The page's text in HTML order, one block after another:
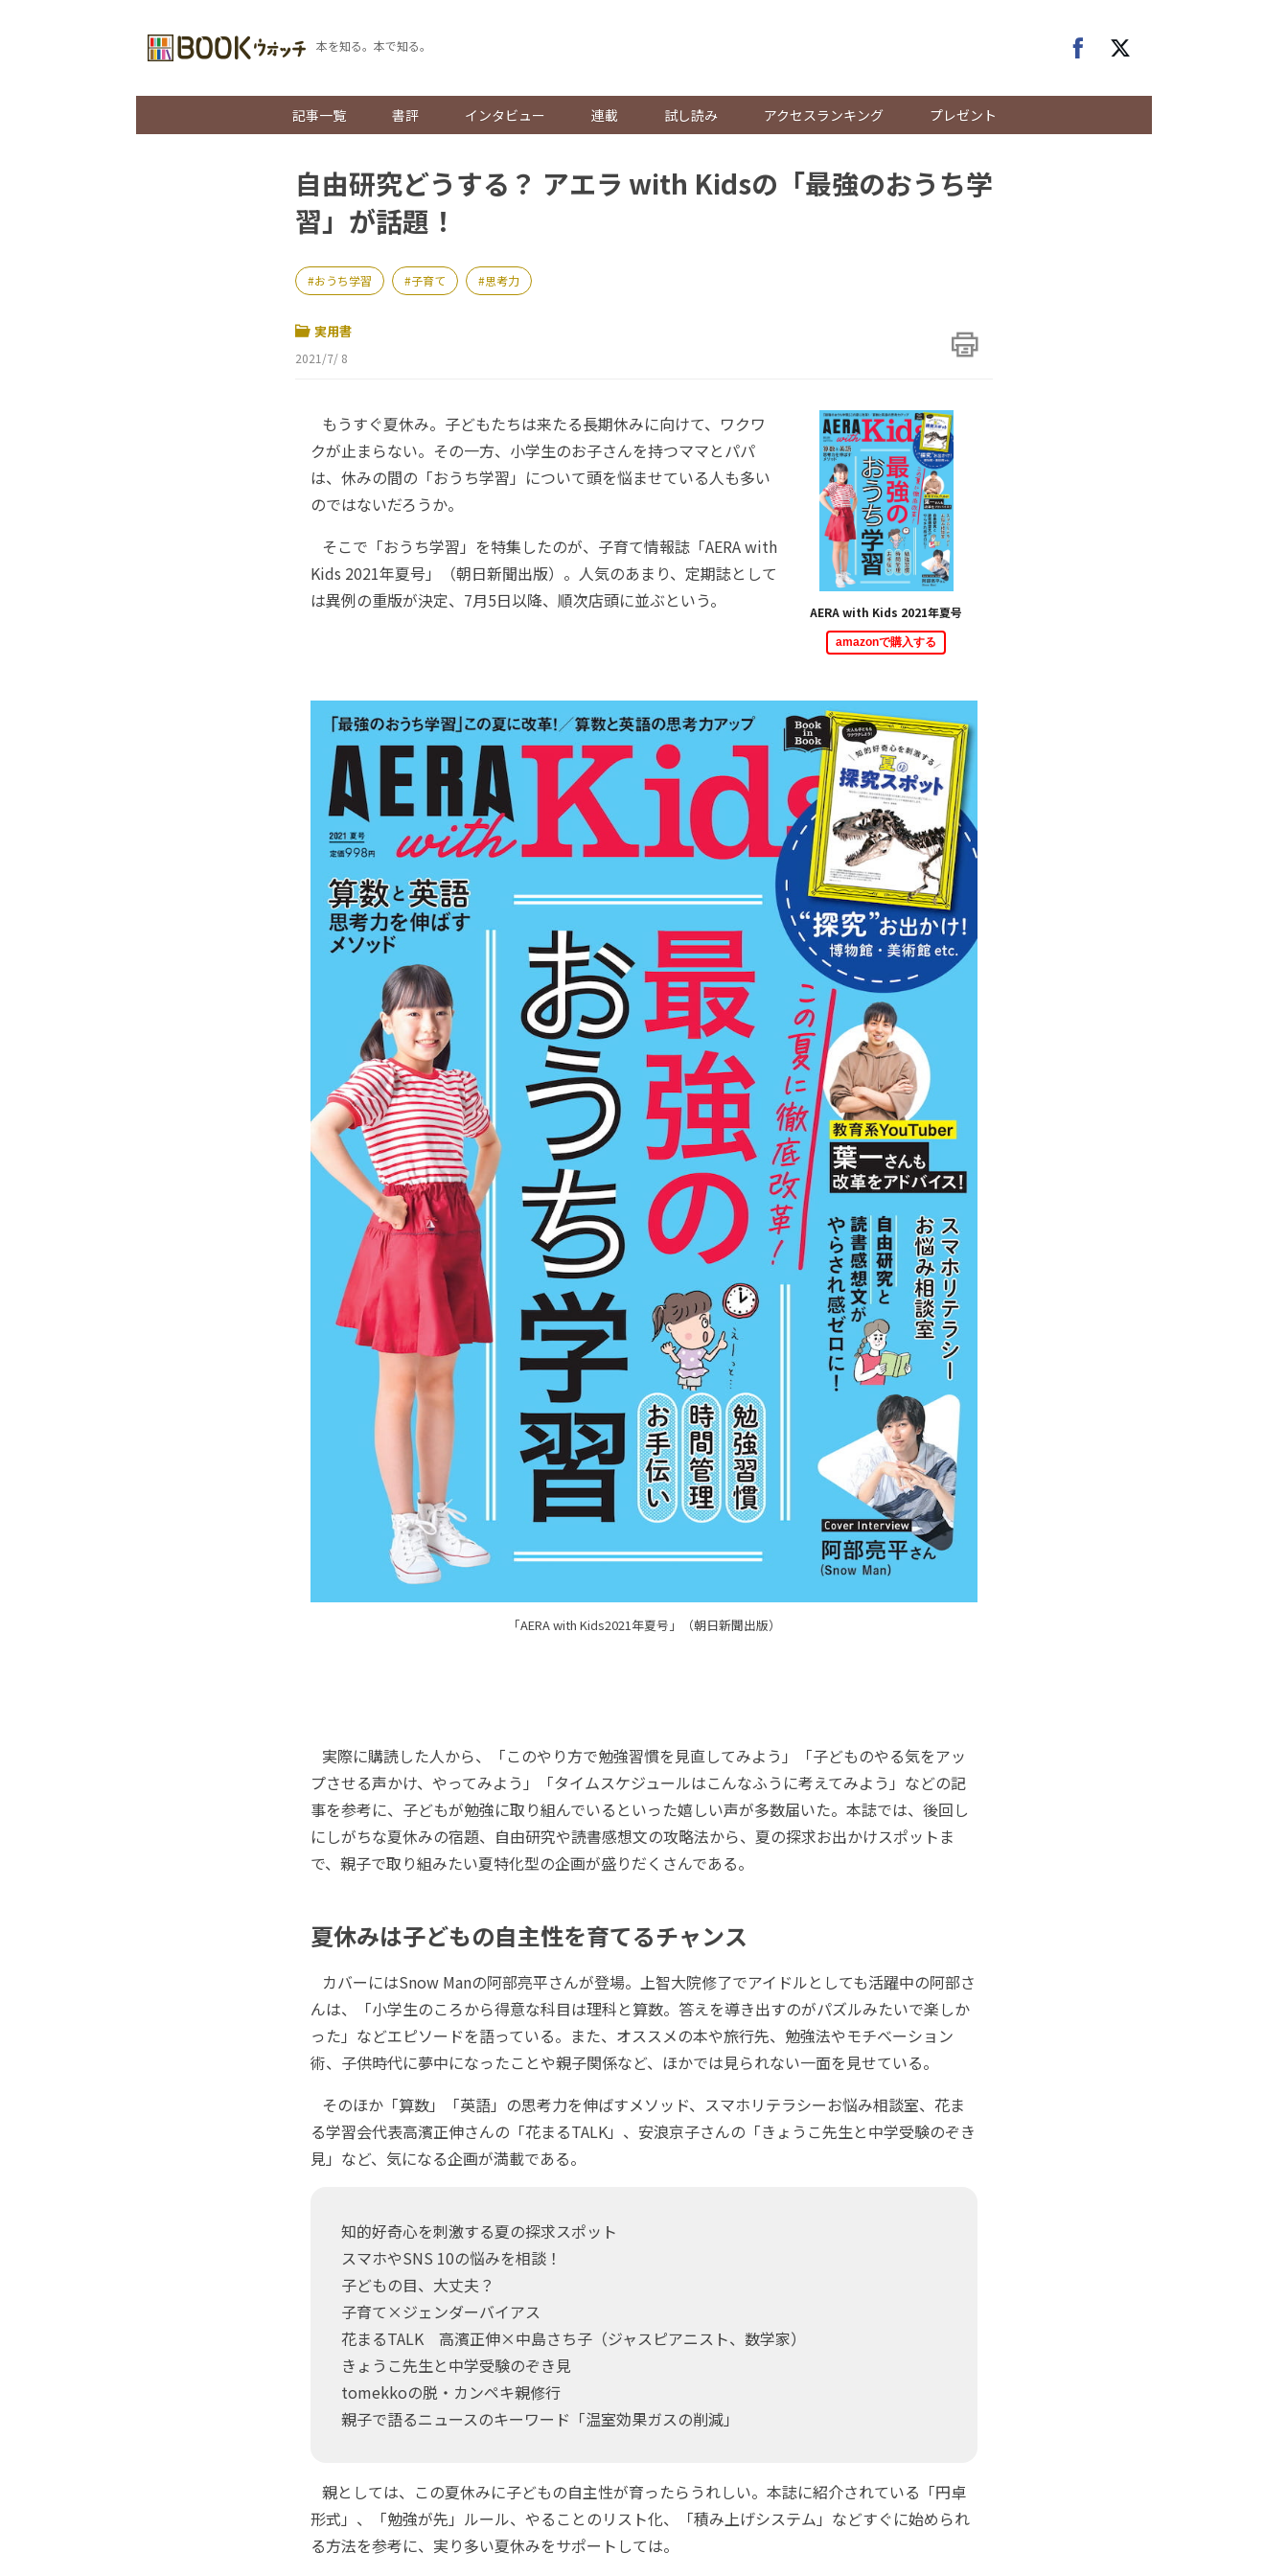
本を知る。本で知る。
記事一覧 書評 インタビュー 連載 試し読み アクセスランキング プレゼント
自由研究どうする？ アエラ with Kidsの「最強のおうち学
習」が話題！
おうち学習 子育て 思考力
実用書
2021/7/ 8
AERA with Kids 2021年夏号
amazonで購入する
もうすぐ夏休み。子どもたちは来たる長期休みに向けて、ワクワ
クが止まらない。その一方、小学生のお子さんを持つママとパパ
は、休みの間の「おうち学習」について頭を悩ませている人も多い
のではないだろうか。
そこで「おうち学習」を特集したのが、子育て情報誌「AERA with
Kids 2021年夏号」（朝日新聞出版）。人気のあまり、定期誌として
は異例の重版が決定、7月5日以降、順次店頭に並ぶという。
「AERA with Kids2021年夏号」（朝日新聞出版）
実際に購読した人から、「このやり方で勉強習慣を見直してみよう」「子どものやる気をアッ
プさせる声かけ、やってみよう」「タイムスケジュールはこんなふうに考えてみよう」などの記
事を参考に、子どもが勉強に取り組んでいるといった嬉しい声が多数届いた。本誌では、後回し
にしがちな夏休みの宿題、自由研究や読書感想文の攻略法から、夏の探求お出かけスポットま
で、親子で取り組みたい夏特化型の企画が盛りだくさんである。
夏休みは子どもの自主性を育てるチャンス
カバーにはSnow Manの阿部亮平さんが登場。上智大院修了でアイドルとしても活躍中の阿部さ
んは、「小学生のころから得意な科目は理科と算数。答えを導き出すのがパズルみたいで楽しか
った」などエピソードを語っている。また、オススメの本や旅行先、勉強法やモチベーション
術、子供時代に夢中になったことや親子関係など、ほかでは見られない一面を見せている。
そのほか「算数」「英語」の思考力を伸ばすメソッド、スマホリテラシーお悩み相談室、花ま
る学習会代表高濱正伸さんの「花まるTALK」、安浪京子さんの「きょうこ先生と中学受験のぞき
見」など、気になる企画が満載である。
知的好奇心を刺激する夏の探求スポット
スマホやSNS 10の悩みを相談！
子どもの目、大丈夫？
子育て×ジェンダーバイアス
花まるTALK 高濱正伸×中島さち子（ジャスピアニスト、数学家）
きょうこ先生と中学受験のぞき見
tomekkoの脱・カンペキ親修行
親子で語るニュースのキーワード「温室効果ガスの削減」
親としては、この夏休みに子どもの自主性が育ったらうれしい。本誌に紹介されている「円卓
形式」、「勉強が先」ルール、やることのリスト化、「積み上げシステム」などすぐに始められ
る方法を参考に、実り多い夏休みをサポートしては。